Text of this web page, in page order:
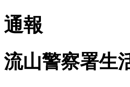
通報
流山警察署生